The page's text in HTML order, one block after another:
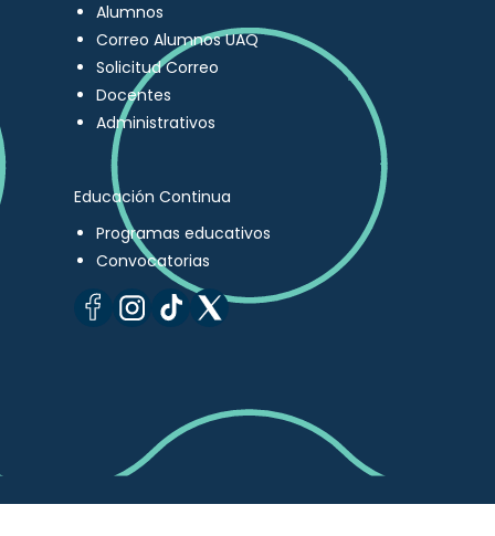
Alumnos
Correo Alumnos UAQ
Solicitud Correo
Docentes
Administrativos
Educación Continua
Programas educativos
Convocatorias